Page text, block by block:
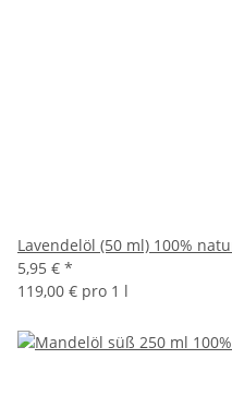
Lavendelöl (50 ml) 100%
5,95 € *
119,00 € pro 1 l